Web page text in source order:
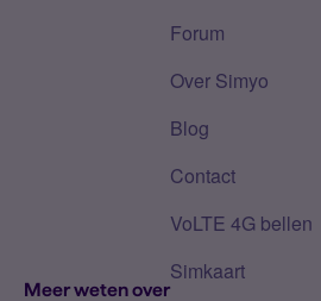
Meer weten over
Forum
Over Simyo
Blog
Contact
VoLTE 4G bellen
Simkaart